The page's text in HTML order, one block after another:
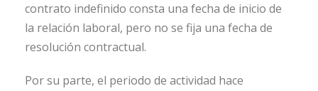
contrato indefinido consta una fecha de inicio de
la relación laboral, pero no se fija una fecha de
resolución contractual.
Por su parte, el periodo de actividad hace